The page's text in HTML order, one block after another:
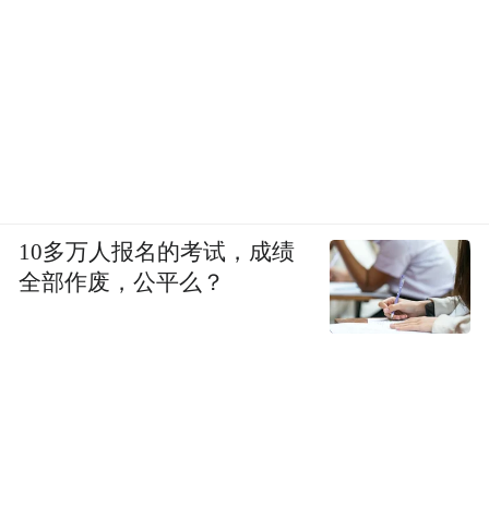
10多万人报名的考试，成绩
全部作废，公平么？